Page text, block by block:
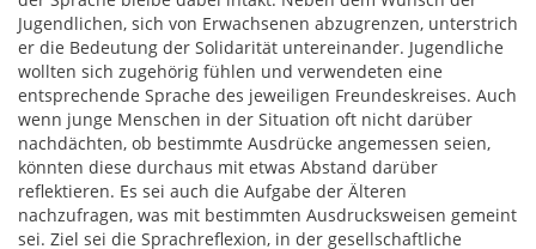
Jugendlichen, sich von Erwachsenen abzugrenzen, unterstrich
er die Bedeutung der Solidarität untereinander. Jugendliche
wollten sich zugehörig fühlen und verwendeten eine
entsprechende Sprache des jeweiligen Freundeskreises. Auch
wenn junge Menschen in der Situation oft nicht darüber
nachdächten, ob bestimmte Ausdrücke angemessen seien,
könnten diese durchaus mit etwas Abstand darüber
reflektieren. Es sei auch die Aufgabe der Älteren
nachzufragen, was mit bestimmten Ausdrucksweisen gemeint
sei. Ziel sei die Sprachreflexion, in der gesellschaftliche